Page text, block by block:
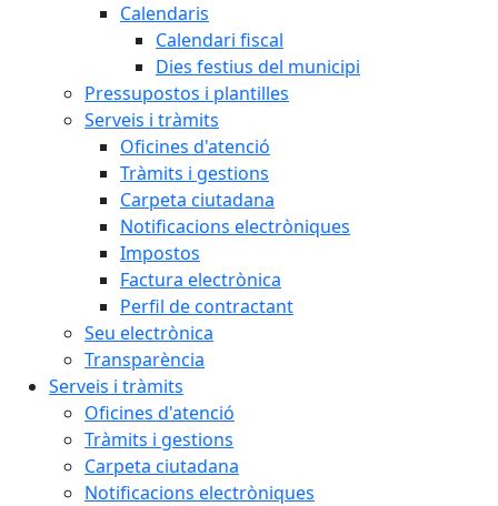
Calendaris
Calendari fiscal
Dies festius del municipi
Pressupostos i plantilles
Serveis i tràmits
Oficines d'atenció
Tràmits i gestions
Carpeta ciutadana
Notificacions electròniques
Impostos
Factura electrònica
Perfil de contractant
Seu electrònica
Transparència
Serveis i tràmits
Oficines d'atenció
Tràmits i gestions
Carpeta ciutadana
Notificacions electròniques